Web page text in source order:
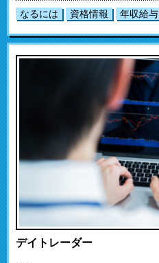
なるには 資格情報 年収給与
デイトレーダー